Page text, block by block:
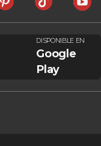
DISPONIBLE EN
Google
Play